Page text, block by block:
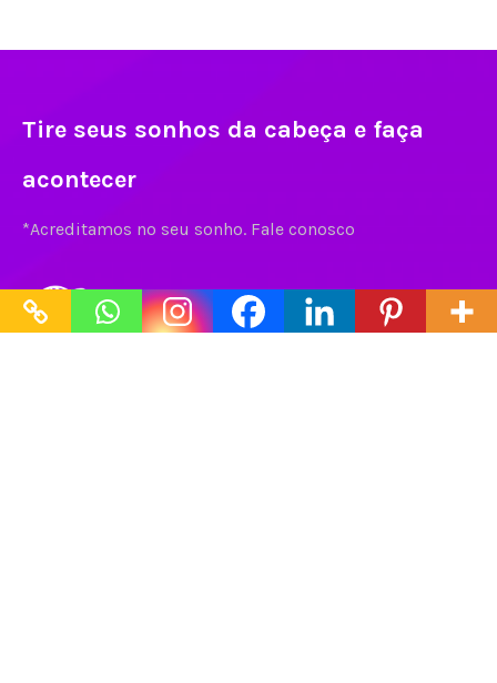
Tire seus sonhos da cabeça e faça
acontecer
*Acreditamos no seu sonho. Fale conosco